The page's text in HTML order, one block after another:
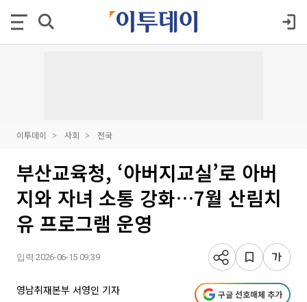
이투데이 사회 전국
부산교육청, ‘아버지교실’로 아버
지와 자녀 소통 강화…7월 산림치
유 프로그램 운영
입력 2026-06-15 09:39
영남취재본부 서영인 기자 구글 선호매체 추가